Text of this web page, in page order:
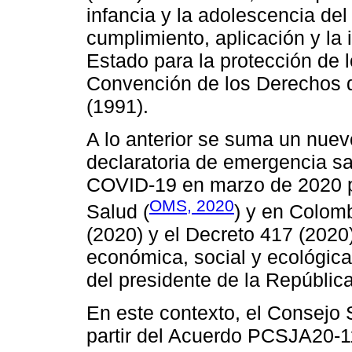
infancia y la adolescencia
cumplimiento, aplicación y la
Estado para la protección de
Convención de los Derechos
(1991).
A lo anterior se suma un
declaratoria de emergencia
COVID-19 en marzo de
Salud (OMS, 2020) y en
(2020) y el Decreto 417
económica, social y
del presidente de la
En este contexto, el Consejo
partir del Acuerdo PCSJA20-